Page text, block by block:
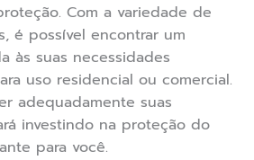
Com a variedade de
é possível encontrar um
às suas necessidades
uso residencial ou comercial.
adequadamente suas
investindo na proteção do
para você.